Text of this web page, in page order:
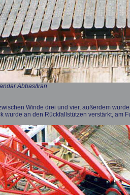
Abbas/Iran
Winde drei und vier, außerdem
wurde an den Rückfallstützen verstärkt, am